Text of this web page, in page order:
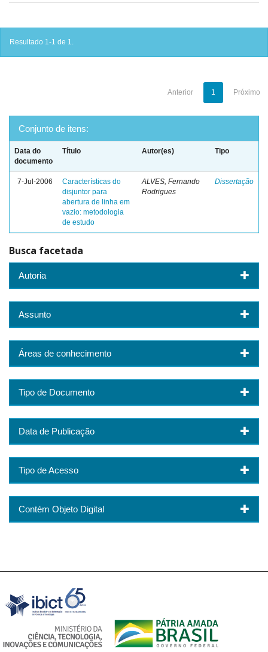
Resultado 1-1 de 1.
Anterior 1 Próximo
Conjunto de itens:
Data do
documento
Título Autor(es) Tipo
7-Jul-2006
Características do
disjuntor para
abertura de linha em
vazio: metodologia
de estudo
ALVES, Fernando
Rodrigues
Dissertação
Busca facetada
Autoria
Assunto
Áreas de conhecimento
Tipo de Documento
Data de Publicação
Tipo de Acesso
Contém Objeto Digital